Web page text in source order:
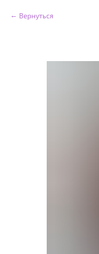
Вернуться